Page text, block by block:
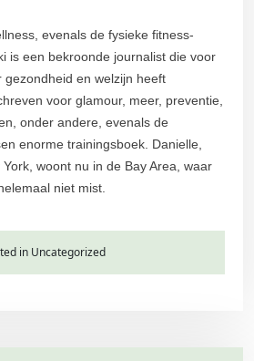
evenals de fysieke fitness-
is een bekroonde journalist die voor
en welzijn heeft
voor glamour, meer, preventie,
onder andere, evenals de
enorme trainingsboek. Danielle,
woont nu in de Bay Area, waar
niet mist.
in Uncategorized